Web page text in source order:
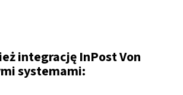
integrację InPost Von
systemami: